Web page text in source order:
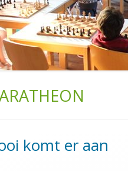
HERFST 2023
HERFST 2023
komt er aan